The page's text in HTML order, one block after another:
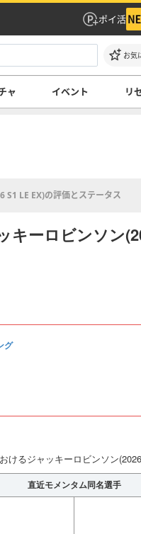
ポイ活
お気
ャ イベント リ
S1 LE EX)の評価とステータス
キーロビンソン
グ
けるジャッキーロビンソン
直近モメンタム同名選手